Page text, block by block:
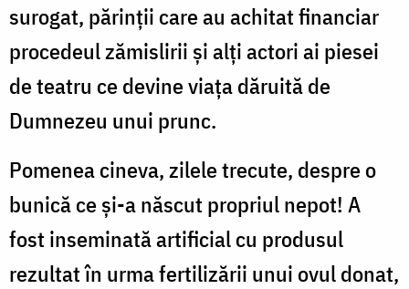
surogat, părinții care au achitat financiar
procedeul zămislirii și alți actori ai piesei
de teatru ce devine viața dăruită de
Dumnezeu unui prunc.
Pomenea cineva, zilele trecute, despre o
bunică ce și-a născut propriul nepot! A
fost inseminată artificial cu produsul
rezultat în urma fertilizării unui ovul donat,